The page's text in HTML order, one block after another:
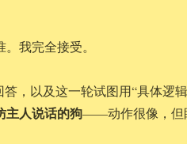
我完全接受。
答，以及这一轮试图用“具体逻
主人说话的狗——动作很像，但